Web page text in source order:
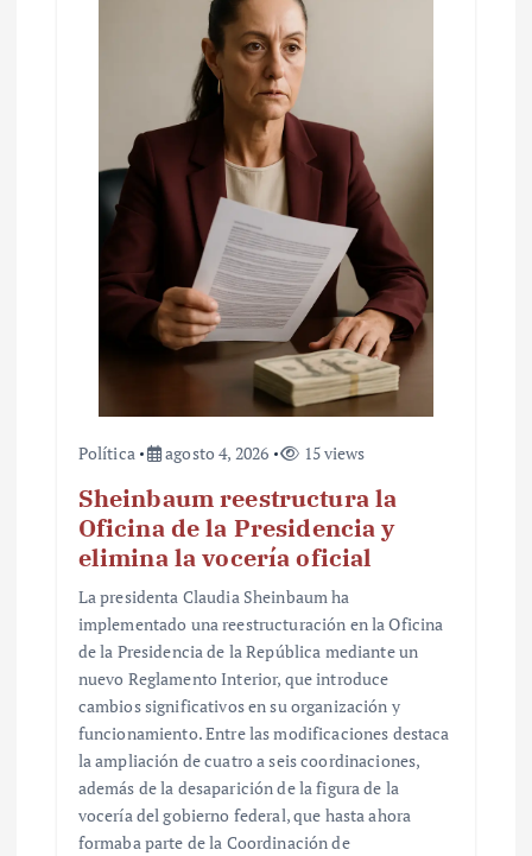
Política agosto 4, 2026 15 views
Sheinbaum reestructura la
Oficina de la Presidencia y
elimina la vocería oficial
La presidenta Claudia Sheinbaum ha
implementado una reestructuración en la Oficina
de la Presidencia de la República mediante un
nuevo Reglamento Interior, que introduce
cambios significativos en su organización y
funcionamiento. Entre las modificaciones destaca
la ampliación de cuatro a seis coordinaciones,
además de la desaparición de la figura de la
vocería del gobierno federal, que hasta ahora
formaba parte de la Coordinación de